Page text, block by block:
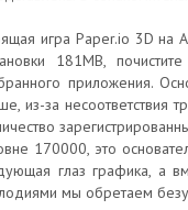
игра Paper.io 3D на
181MB,
приложения.
из-за несоответствия
170000, это
глаз графика, а
мы обретаем